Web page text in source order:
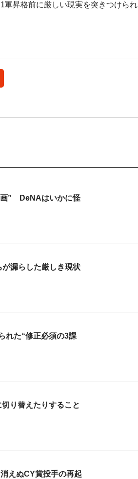
軍昇格前に厳しい現実を突きつけられ
画” DeNAはいかに怪
漏らした厳しき現状
れた“修正必須の3課
り替えたりすること
えぬCY賞投手の再起